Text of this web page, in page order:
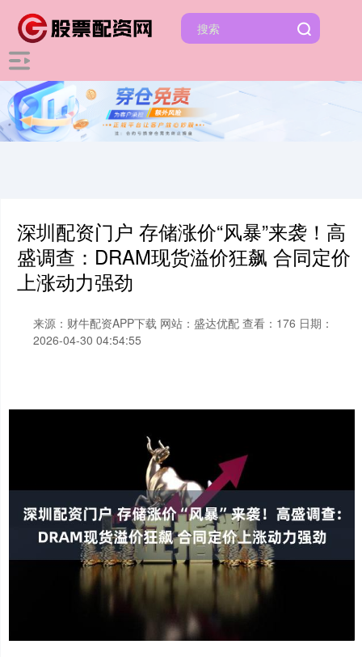
深圳配资门户 存储涨价“风暴”来袭！高
盛调查：DRAM现货溢价狂飙 合同定价
上涨动力强劲
来源：财牛配资APP下载 网站：盛达优配 查看：176 日期：
2026-04-30 04:54:55